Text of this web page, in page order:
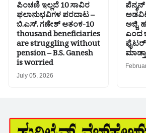
ಪಿಂಚಣಿ ಇಲ್ಲದೆ 10 ಸಾವಿರ
ಫಲಾನುಭವಿಗಳ ಪರದಾಟ –
ಬಿ.ಎಸ್. ಗಣೇಶ್ ಆತಂಕ-10
thousand beneficiaries
are struggling without
pension – B.S. Ganesh
is worried
July 05, 2026
ಪೆನ್ಶನ್‌
ಅಜ್ಜಿ,
ಎಂದ
ಫೈಟರ್‌